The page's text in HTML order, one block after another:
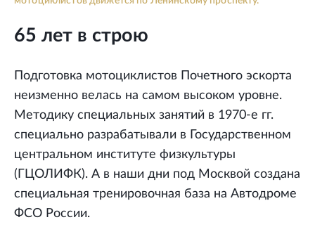
65 лет в строю
Подготовка мотоциклистов Почетного эскорта
неизменно велась на самом высоком уровне.
Методику специальных занятий в 1970-е гг.
специально разрабатывали в Государственном
центральном институте физкультуры
(ГЦОЛИФК). А в наши дни под Москвой создана
специальная тренировочная база на Автодроме
ФСО России.